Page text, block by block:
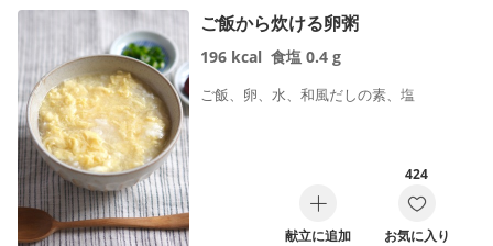
ご飯から炊ける卵粥
196 kcal 食塩 0.4 g
ご飯、卵、水、和風だしの素、塩
献立に追加
424
お気に入り